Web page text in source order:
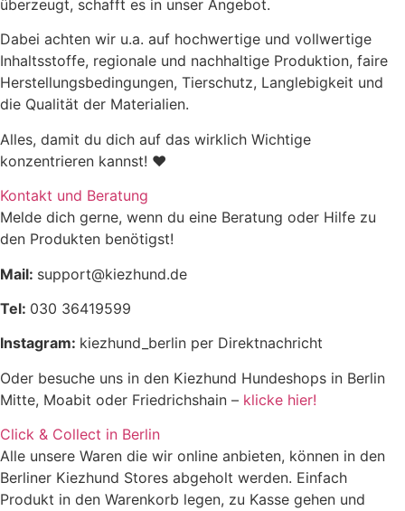
Rohprotein 89,7%
Rohfett 2%
Rohasche
Rohfaser
überzeugt, schafft es in unser Angebot.
Dabei achten wir u.a. auf hochwertige und vollwertige
Inhaltsstoffe, regionale und nachhaltige Produktion, faire
Herstellungsbedingungen, Tierschutz, Langlebigkeit und
die Qualität der Materialien.
Alles, damit du dich auf das wirklich Wichtige
konzentrieren kannst! ♥
Kontakt und Beratung
Melde dich gerne, wenn du eine Beratung oder Hilfe zu
den Produkten benötigst!
Mail: support@kiezhund.de
Tel: 030 36419599
Instagram: kiezhund_berlin per Direktnachricht
Oder besuche uns in den Kiezhund Hundeshops in Berlin
Mitte, Moabit oder Friedrichshain – klicke hier!
Click & Collect in Berlin
Alle unsere Waren die wir online anbieten, können in den
Berliner Kiezhund Stores abgeholt werden. Einfach
Produkt in den Warenkorb legen, zu Kasse gehen und